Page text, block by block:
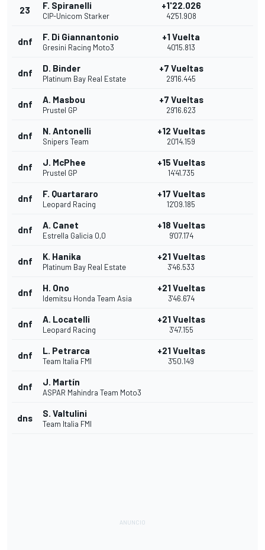
23 F. Spiranelli
CIP-Unicom Starker
+1'22.026
42'51.908
dnf F. Di Giannantonio
Gresini Racing Moto3
+1 Vuelta
40'15.813
dnf D. Binder
Platinum Bay Real Estate
+7 Vueltas
29'16.445
dnf A. Masbou
Prustel GP
+7 Vueltas
29'16.623
dnf N. Antonelli
Snipers Team
+12 Vueltas
20'14.159
dnf J. McPhee
Prustel GP
+15 Vueltas
14'41.735
dnf F. Quartararo
Leopard Racing
+17 Vueltas
12'09.185
dnf A. Canet
Estrella Galicia 0,0
+18 Vueltas
9'07.174
dnf K. Hanika
Platinum Bay Real Estate
+21 Vueltas
3'46.533
dnf H. Ono
Idemitsu Honda Team Asia
+21 Vueltas
3'46.674
dnf A. Locatelli
Leopard Racing
+21 Vueltas
3'47.155
dnf L. Petrarca
Team Italia FMI
+21 Vueltas
3'50.149
dnf J. Martín
ASPAR Mahindra Team Moto3
dns S. Valtulini
Team Italia FMI